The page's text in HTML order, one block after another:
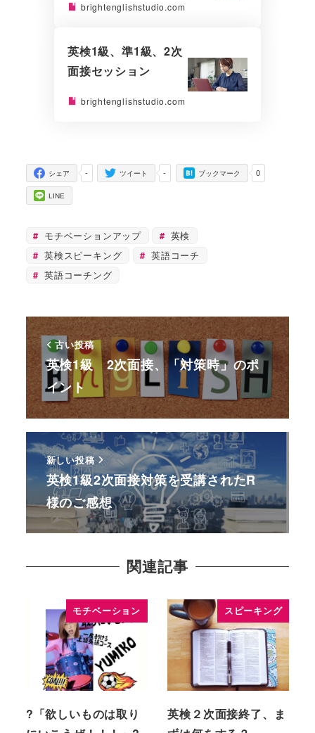
brightenglishstudio.com
英検1級、準1級、2次
面接セッション
brightenglishstudio.com
-
シェア -
ツイート 0
ブックマーク
LINE
モチベーションアップ
英検
英検スピーキング
英語コーチ
英語コーチング
古い投稿
英検1級 2次面接、「対策時」のポ
イント
新しい投稿
英検1級2次面接対策を受講されたR
様のご感想
関連記事
モチベーション
?「欲しいものは取り
スピーキング
英検２次面接終了、ま